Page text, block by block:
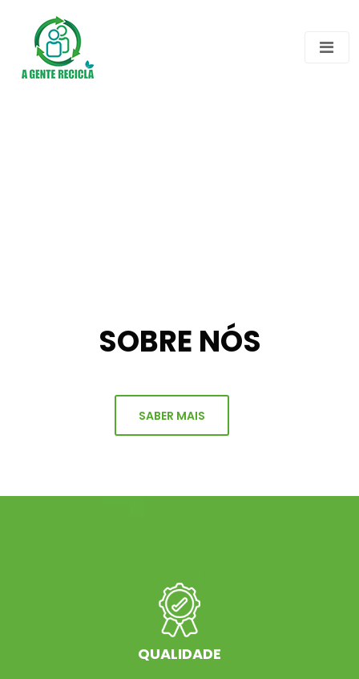
SOBRE NÓS
SABER MAIS
QUALIDADE